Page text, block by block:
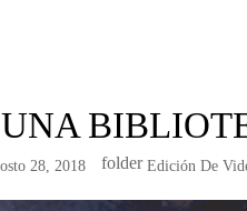
28, 2018 folder Edición De